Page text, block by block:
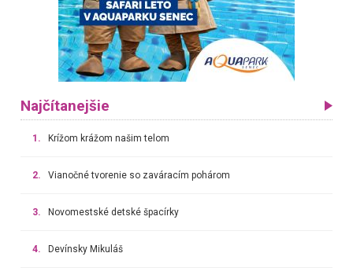
Najčítanejšie
1. Krížom krážom našim telom
2. Vianočné tvorenie so zaváracím pohárom
3. Novomestské detské špacírky
4. Devínsky Mikuláš